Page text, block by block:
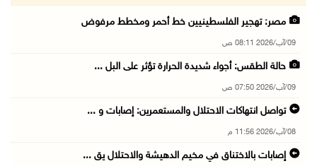
مصر: تهجير الفلسطينيين خط أحمر ومخطط مرفوض
09/آب/2026 08:11 ص
حالة الطقس: أجواء شديدة الحرارة تؤثر على البل ...
09/آب/2026 07:50 ص
تواصل انتهاكات الاحتلال والمستعمرين: إصابات و ...
08/آب/2026 11:56 م
إصابات بالاختناق في مخيم الدهيشة والاحتلال يق ...